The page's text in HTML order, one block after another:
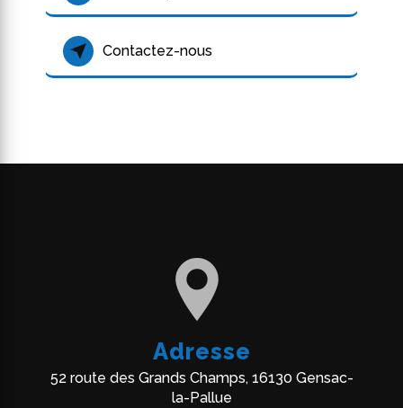
Contactez-nous
Adresse
52 route des Grands Champs, 16130 Gensac-
la-Pallue